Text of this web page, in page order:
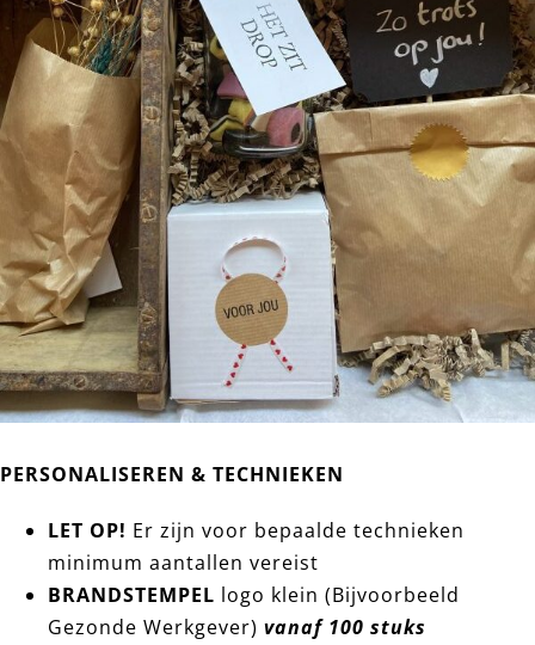
PERSONALISEREN & TECHNIEKEN
LET OP! Er zijn voor bepaalde technieken
minimum aantallen vereist
BRANDSTEMPEL logo klein (Bijvoorbeeld
Gezonde Werkgever) vanaf 100 stuks